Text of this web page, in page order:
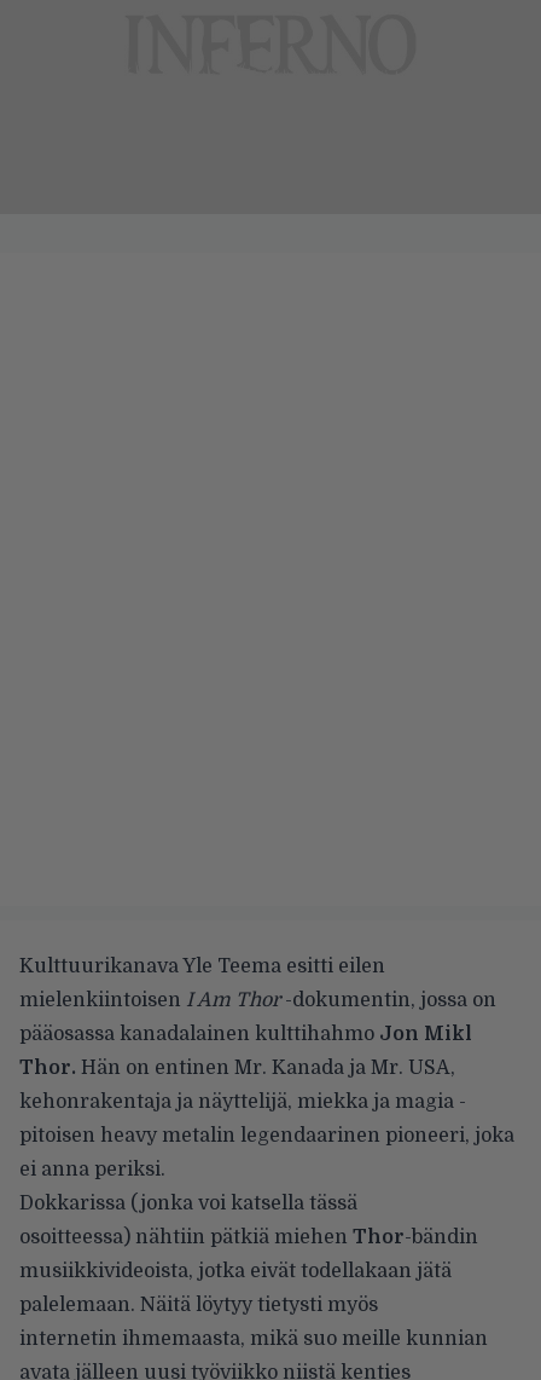
Kulttuurikanava Yle Teema esitti eilen
mielenkiintoisen I Am Thor-dokumentin, jossa on
pääosassa kanadalainen kulttihahmo Jon Mikl
Thor. Hän on entinen Mr. Kanada ja Mr. USA,
kehonrakentaja ja näyttelijä, miekka ja magia -
pitoisen heavy metalin legendaarinen pioneeri, joka
ei anna periksi.
Dokkarissa (jonka voi katsella tässä
osoitteessa) nähtiin pätkiä miehen Thor-bändin
musiikkivideoista, jotka eivät todellakaan jätä
palelemaan. Näitä löytyy tietysti myös
internetin ihmemaasta, mikä suo meille kunnian
avata jälleen uusi työviikko niistä kenties